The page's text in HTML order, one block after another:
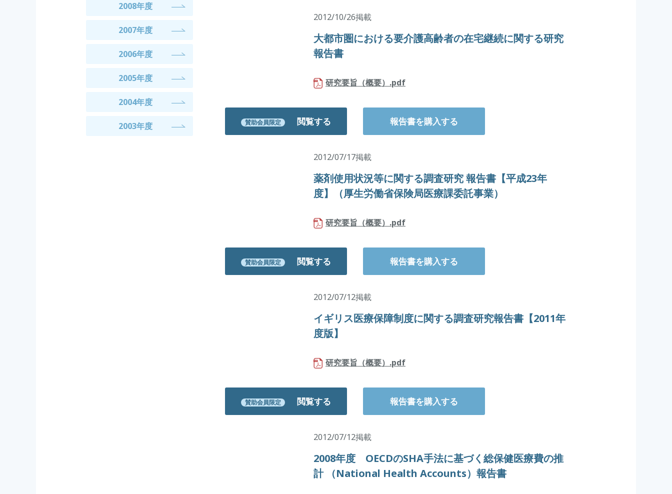
2008年度
2007年度
2006年度
2005年度
2004年度
2003年度
2012/10/26掲載
大都市圏における要介護高齢者の在宅継続に関する研究
報告書
研究要旨（概要）.pdf
賛助会員限定 閲覧する 報告書を購入する
2012/07/17掲載
薬剤使用状況等に関する調査研究 報告書【平成23年
度】（厚生労働省保険局医療課委託事業）
研究要旨（概要）.pdf
賛助会員限定 閲覧する 報告書を購入する
2012/07/12掲載
イギリス医療保障制度に関する調査研究報告書【2011年
度版】
研究要旨（概要）.pdf
賛助会員限定 閲覧する 報告書を購入する
2012/07/12掲載
2008年度 OECDのSHA手法に基づく総保健医療費の推
計 （National Health Accounts）報告書